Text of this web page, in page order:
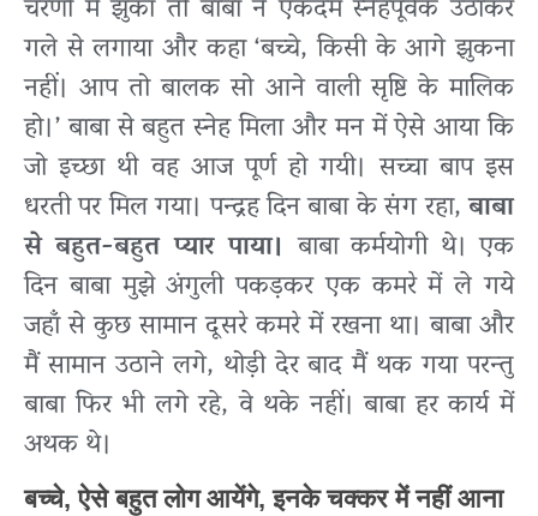
चरणों में झुका तो बाबा ने एकदम स्नेहपूर्वक उठाकर
गले से लगाया और कहा ‘बच्चे, किसी के आगे झुकना
नहीं। आप तो बालक सो आने वाली सृष्टि के मालिक
हो।’ बाबा से बहुत स्नेह मिला और मन में ऐसे आया कि
जो इच्छा थी वह आज पूर्ण हो गयी। सच्चा बाप इस
धरती पर मिल गया। पन्द्रह दिन बाबा के संग रहा,बाबा
से बहुत-बहुत प्यार पाया। बाबा कर्मयोगी थे। एक
दिन बाबा मुझे अंगुली पकड़कर एक कमरे में ले गये
जहाँ से कुछ सामान दूसरे कमरे में रखना था। बाबा और
मैं सामान उठाने लगे, थोड़ी देर बाद मैं थक गया परन्तु
बाबा फिर भी लगे रहे, वे थके नहीं। बाबा हर कार्य में
अथक थे।
बच्चे, ऐसे बहुत लोग आयेंगे, इनके चक्कर में नहीं आना